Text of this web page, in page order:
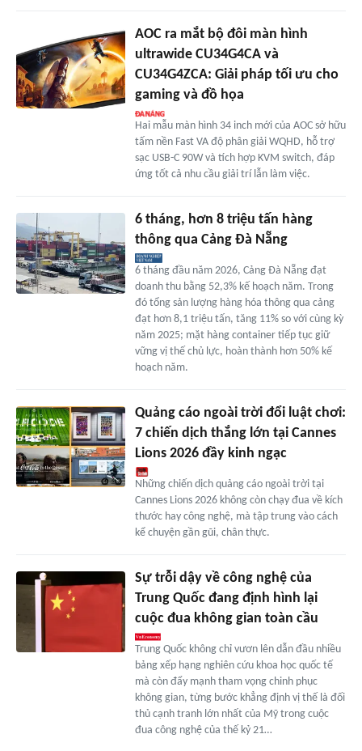
AOC ra mắt bộ đôi màn hình
ultrawide CU34G4CA và
CU34G4ZCA: Giải pháp tối ưu cho
gaming và đồ họa
Hai mẫu màn hình 34 inch mới của AOC sở hữu
tấm nền Fast VA độ phân giải WQHD, hỗ trợ
sạc USB-C 90W và tích hợp KVM switch, đáp
ứng tốt cả nhu cầu giải trí lẫn làm việc.
6 tháng, hơn 8 triệu tấn hàng
thông qua Cảng Đà Nẵng
6 tháng đầu năm 2026, Cảng Đà Nẵng đạt
doanh thu bằng 52,3% kế hoạch năm. Trong
đó tổng sản lượng hàng hóa thông qua cảng
đạt hơn 8,1 triệu tấn, tăng 11% so với cùng kỳ
năm 2025; mặt hàng container tiếp tục giữ
vững vị thế chủ lực, hoàn thành hơn 50% kế
hoạch năm.
Quảng cáo ngoài trời đổi luật chơi:
7 chiến dịch thắng lớn tại Cannes
Lions 2026 đầy kinh ngạc
Những chiến dịch quảng cáo ngoài trời tại
Cannes Lions 2026 không còn chạy đua về kích
thước hay công nghệ, mà tập trung vào cách
kể chuyện gần gũi, chân thực.
Sự trỗi dậy về công nghệ của
Trung Quốc đang định hình lại
cuộc đua không gian toàn cầu
Trung Quốc không chỉ vươn lên dẫn đầu nhiều
bảng xếp hạng nghiên cứu khoa học quốc tế
mà còn đẩy mạnh tham vọng chinh phục
không gian, từng bước khẳng định vị thế là đối
thủ cạnh tranh lớn nhất của Mỹ trong cuộc
đua công nghệ của thế kỷ 21…